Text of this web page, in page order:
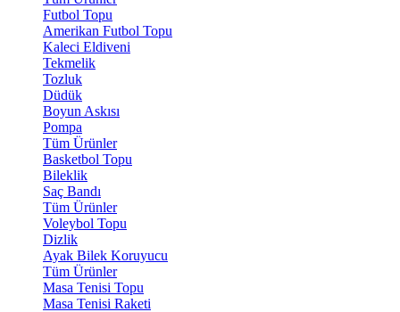
Futbol Topu
Amerikan Futbol Topu
Kaleci Eldiveni
Tekmelik
Tozluk
Düdük
Boyun Askısı
Pompa
Tüm Ürünler
Basketbol Topu
Bileklik
Saç Bandı
Tüm Ürünler
Voleybol Topu
Dizlik
Ayak Bilek Koruyucu
Tüm Ürünler
Masa Tenisi Topu
Masa Tenisi Raketi